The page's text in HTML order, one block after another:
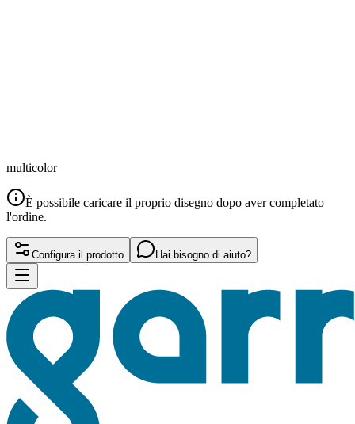
multicolor
È possibile caricare il proprio disegno dopo aver completato
l'ordine.
Configura il prodotto Hai bisogno di aiuto?